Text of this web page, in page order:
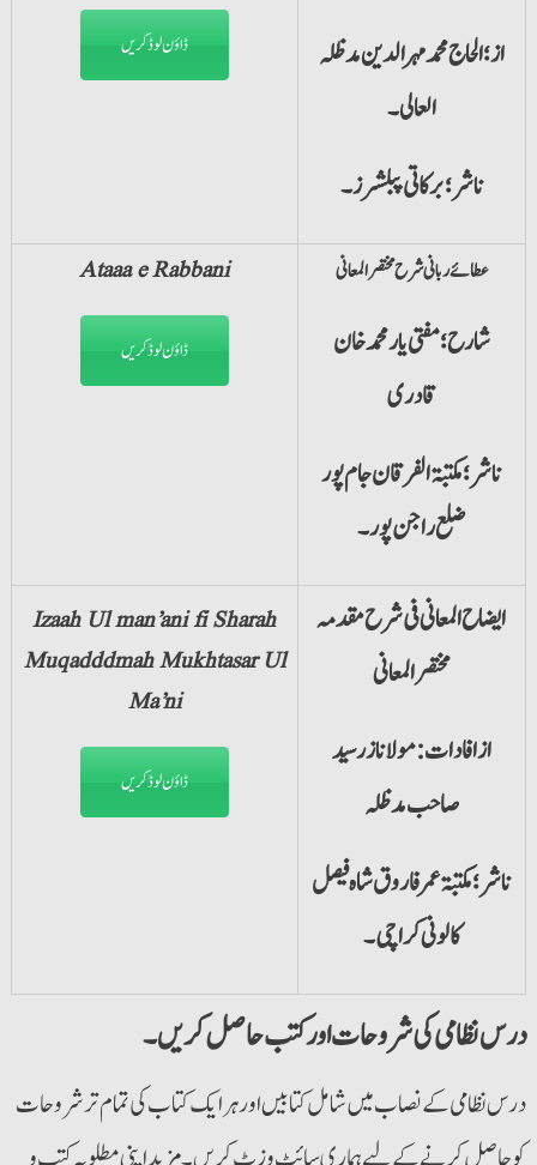
ڈاؤن لوڈ کریں
از؛ الحاج محمد مہرالدین مدظلہ
العالی۔
ناشر؛ برکاتی پبلشرز۔
Ataaa e Rabbani
ڈاؤن لوڈ کریں
عطائے ربانی شرح مختصر المعانی
شارح؛ مفتی یار محمد خان
قادری
ناشر؛ مکتبۃ الفرقان جام پور
ضلع راجن پور۔
Izaah Ul man’ani fi Sharah
Muqadddmah Mukhtasar Ul
Ma’ni
ڈاؤن لوڈ کریں
ایضاح المعانی فی شرح مقدمہ
مختصر المعانی
ازافادات: مولانا زرسید
صاحب مدظلہ
ناشر؛ مکتبۃ عمر فاروق شاہ فیصل
کالونی کراچی۔
درس نظامی کی شروحات اور کتب حاصل کریں۔
درس نظامی کے نصاب میں شامل کتابیں اورہر ایک کتاب کی تمام تر شروحات